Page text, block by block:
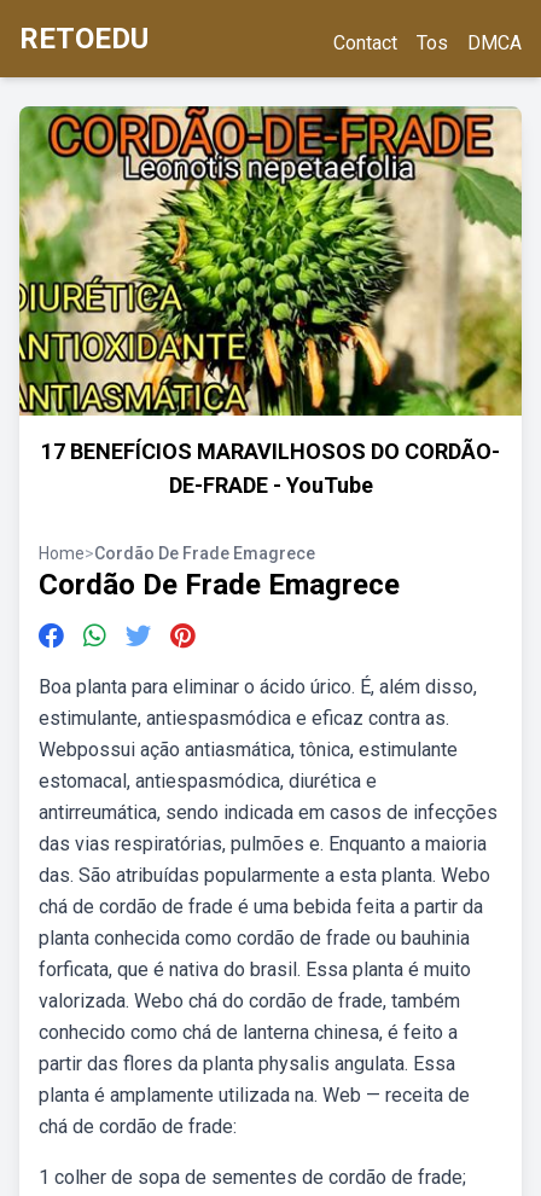
RETOEDU Contact Tos DMCA
17 BENEFÍCIOS MARAVILHOSOS DO CORDÃO-
DE-FRADE - YouTube
Home>Cordão De Frade Emagrece
Cordão De Frade Emagrece
Boa planta para eliminar o ácido úrico. É, além disso,
estimulante, antiespasmódica e eficaz contra as.
Webpossui ação antiasmática, tônica, estimulante
estomacal, antiespasmódica, diurética e
antirreumática, sendo indicada em casos de infecções
das vias respiratórias, pulmões e. Enquanto a maioria
das. São atribuídas popularmente a esta planta. Webo
chá de cordão de frade é uma bebida feita a partir da
planta conhecida como cordão de frade ou bauhinia
forficata, que é nativa do brasil. Essa planta é muito
valorizada. Webo chá do cordão de frade, também
conhecido como chá de lanterna chinesa, é feito a
partir das flores da planta physalis angulata. Essa
planta é amplamente utilizada na. Web — receita de
chá de cordão de frade:
1 colher de sopa de sementes de cordão de frade;